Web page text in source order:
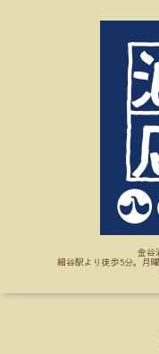
金谷
細谷駅より徒歩5分。月